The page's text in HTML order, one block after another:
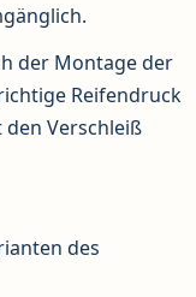
der Montage der
Reifendruck
Verschleiß
des